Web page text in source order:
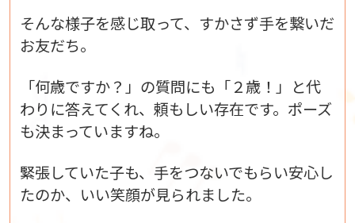
そんな様子を感じ取って、すかさず手を繋いだ
お友だち。
「何歳ですか？」の質問にも「２歳！」と代
わりに答えてくれ、頼もしい存在です。ポーズ
も決まっていますね。
緊張していた子も、手をつないでもらい安心し
たのか、いい笑顔が見られました。